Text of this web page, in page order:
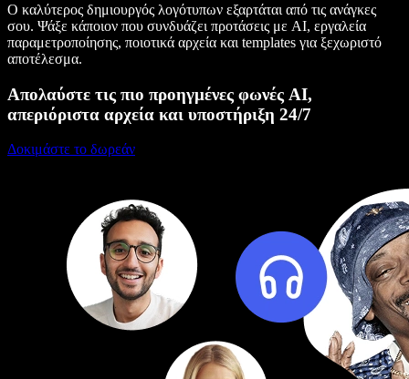
Ο καλύτερος δημιουργός λογότυπων εξαρτάται από τις ανάγκες
σου. Ψάξε κάποιον που συνδυάζει προτάσεις με AI, εργαλεία
παραμετροποίησης, ποιοτικά αρχεία και templates για ξεχωριστό
αποτέλεσμα.
Απολαύστε τις πιο προηγμένες φωνές AI,
απεριόριστα αρχεία και υποστήριξη 24/7
Δοκιμάστε το δωρεάν